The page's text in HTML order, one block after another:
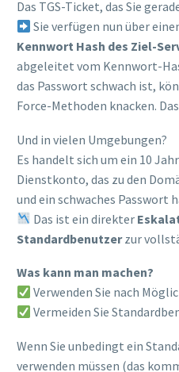
Das TGS-Ticket, das Sie
Sie verfügen nun über
Kennwort Hash des Ziel-
abgeleitet vom Kennwort-
das Passwort schwach ist,
Force-Methoden knacken.
Und in vielen Umgebungen?
Es handelt sich um ein 10
Dienstkonto, das zu den
und ein schwaches Passwort
Das ist ein direkter
Standardbenutzerzur
Was kann man machen?
Verwenden Sie nach
Vermeiden Sie
Wenn Sie unbedingt ein
verwenden müssen (das